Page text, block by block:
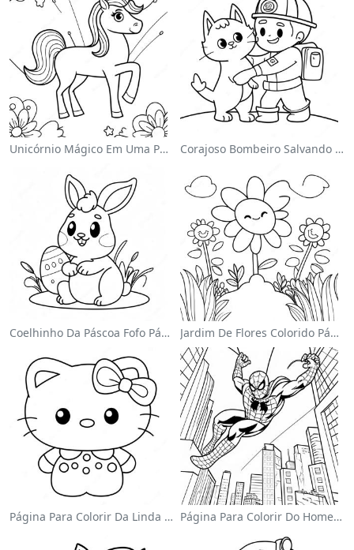
Unicórnio Mágico Em Uma Página Para Colorir Arco-Íris Corajoso Bombeiro Salvando Um Gato Página Para Colorir
Coelhinho Da Páscoa Fofo Página Para Colorir Jardim De Flores Colorido Página Para Colorir
Página Para Colorir Da Linda Hello Kitty Com Laço Página Para Colorir Do Homem-Aranha Balançando Pela Cidade